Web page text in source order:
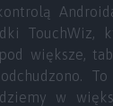
TouchWiz,
większe,
w